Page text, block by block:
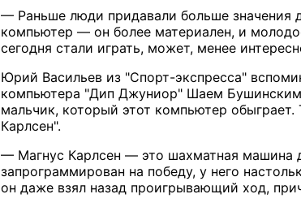
— Раньше люди придавали больше значения
компьютер — он более материален, и
сегодня стали играть, может, менее
Юрий Васильев из "Спорт-экспресса"
компьютера "Дип Джуниор" Шаем Бушинским
мальчик, который этот компьютер
Карлсен".
— Магнус Карлсен — это шахматная машина
запрограммирован на победу, у него
он даже взял назад проигрывающий ход,